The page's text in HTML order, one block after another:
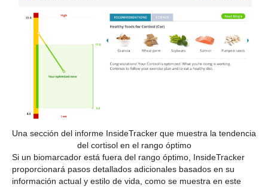
Una sección del informe InsideTracker que muestra la tendencia
del cortisol en el rango óptimo
Si un biomarcador está fuera del rango óptimo, InsideTracker
proporcionará pasos detallados adicionales basados en su
información actual y estilo de vida, como se muestra en este